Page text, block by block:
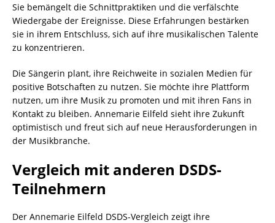
Sie bemängelt die Schnittpraktiken und die verfälschte
Wiedergabe der Ereignisse. Diese Erfahrungen bestärken
sie in ihrem Entschluss, sich auf ihre musikalischen Talente
zu konzentrieren.
Die Sängerin plant, ihre Reichweite in sozialen Medien für
positive Botschaften zu nutzen. Sie möchte ihre Plattform
nutzen, um ihre Musik zu promoten und mit ihren Fans in
Kontakt zu bleiben. Annemarie Eilfeld sieht ihre Zukunft
optimistisch und freut sich auf neue Herausforderungen in
der Musikbranche.
Vergleich mit anderen DSDS-
Teilnehmern
Der Annemarie Eilfeld DSDS-Vergleich zeigt ihre